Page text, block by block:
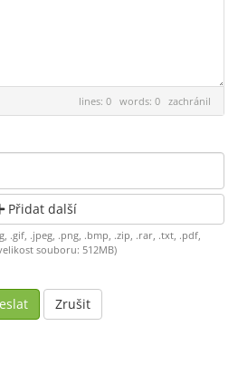
lines: 0 words: 0 zachránil
Přidat další
.gif, .jpeg, .png, .bmp, .zip, .rar, .txt, .pdf,
souboru: 512MB)
Zrušit